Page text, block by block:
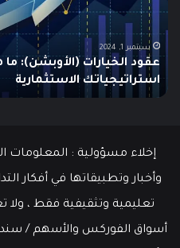
دليلك
الشامل
للمبتدئين
يونيو 10, 2025
ما هو الـ Swing Trading؟ دليلك الشامل للمبتدئين
إخلاء مسؤولية : المعلومات
وأخبار وتطبيقاتها في أفكار
تعليمية وتثقيفية فقط ، ولا
أسواق الفوركس والأسهم /